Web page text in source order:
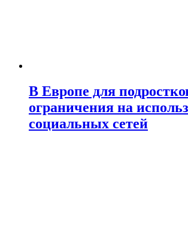
В Европе для
ограничения на
социальных сетей